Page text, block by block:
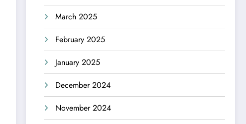
March 2025
February 2025
January 2025
December 2024
November 2024